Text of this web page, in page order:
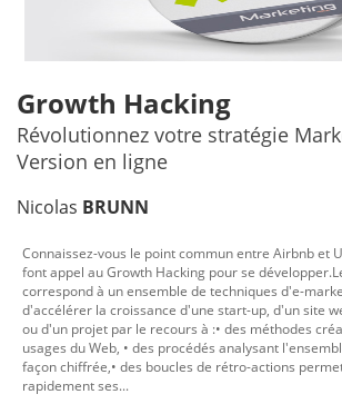
Growth Hacking
Révolutionnez votre stratégie
Version en ligne
Nicolas BRUNN
Connaissez-vous le point commun entre Airbnb et
font appel au Growth Hacking pour se
correspond à un ensemble de techniques d'e-
d'accélérer la croissance d'une start-up, d'un site
ou d'un projet par le recours à :• des méthodes
usages du Web, • des procédés analysant
façon chiffrée,• des boucles de rétro-actions
rapidement ses...